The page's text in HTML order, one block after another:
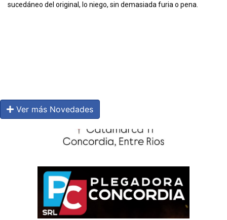
sucedáneo del original, lo niego, sin demasiada furia o pena.
Ver más Novedades